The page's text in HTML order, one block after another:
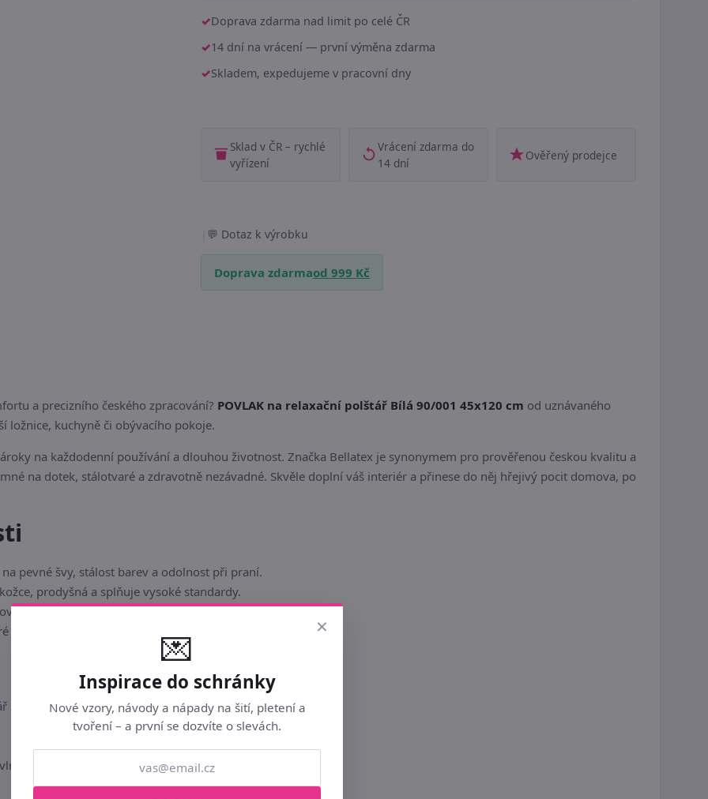
Doprava zdarma nad limit po celé ČR
14 dní na vrácení — první výměna zdarma
Skladem, expedujeme v pracovní dny
Sklad v ČR – rychlé
vyřízení
Vrácení zdarma do
14 dní
Ověřený prodejce
Dotaz k výrobku
Doprava zdarmaod 999 Kč
a precizního českého zpracování? POVLAK na relaxační polštář Bílá 90/001 45x120 cm od uznávaného
ložnice, kuchyně či obývacího pokoje.
na každodenní používání a dlouhou životnost. Značka Bellatex je synonymem pro prověřenou českou kvalitu a
na dotek, stálotvaré a zdravotně nezávadné. Skvěle doplní váš interiér a přinese do něj hřejivý pocit domova, po
pevné švy, stálost barev a odolnost při praní.
prodyšná a splňuje vysoké standardy.
svůj tvar a měkkost i při pravidelném čištění.
vkusně doladí každou místnost.
Bílá 90/001 45x120 cm
×
💌
Inspirace do schránky
Nové vzory, návody a nápady na šití, pletení a
tvoření – a první se dozvíte o slevách.